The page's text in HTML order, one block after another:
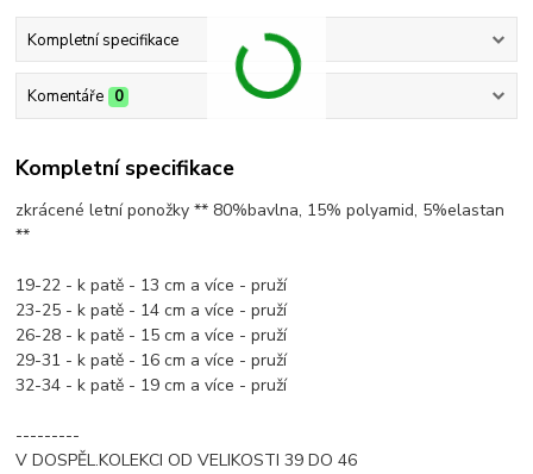
Kompletní specifikace
Komentáře 0
Kompletní specifikace
zkrácené letní ponožky ** 80%bavlna, 15% polyamid, 5%elastan
**
19-22 - k patě - 13 cm a více - pruží
23-25 - k patě - 14 cm a více - pruží
26-28 - k patě - 15 cm a více - pruží
29-31 - k patě - 16 cm a více - pruží
32-34 - k patě - 19 cm a více - pruží
---------
V DOSPĚL.KOLEKCI OD VELIKOSTI 39 DO 46